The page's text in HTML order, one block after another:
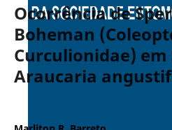
Ocorrência de
Boheman
Curculionidae) em
Araucaria